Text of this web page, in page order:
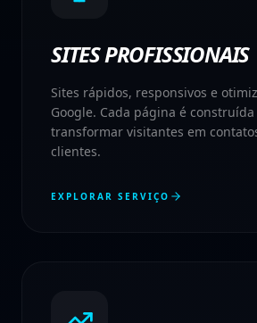
SITES PROFISSIONAIS
Sites rápidos, responsivos e
Google. Cada página é
transformar visitantes em
clientes.
EXPLORAR SERVIÇO